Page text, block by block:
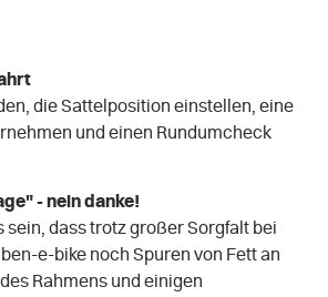
die Sattelposition einstellen, eine
und einen Rundumcheck
- nein danke!
sein, dass trotz großer Sorgfalt bei
e-bike noch Spuren von Fett an
Rahmens und einigen